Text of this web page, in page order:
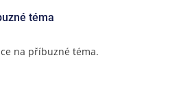
téma
na příbuzné téma.